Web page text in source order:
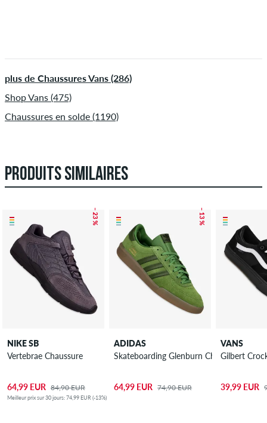
plus de Chaussures Vans (286)
Shop Vans (475)
Chaussures en solde (1190)
PRODUITS SIMILAIRES
– 23 %
NIKE SB
Vertebrae Chaussure
64,99 EUR 84,90 EUR
Meilleur prix sur 30 jours: 74,99 EUR (-13%)
– 13 %
ADIDAS
Skateboarding Glenburn Chaussure
64,99 EUR 74,90 EUR
VANS
Gilbert
39,99 EUR